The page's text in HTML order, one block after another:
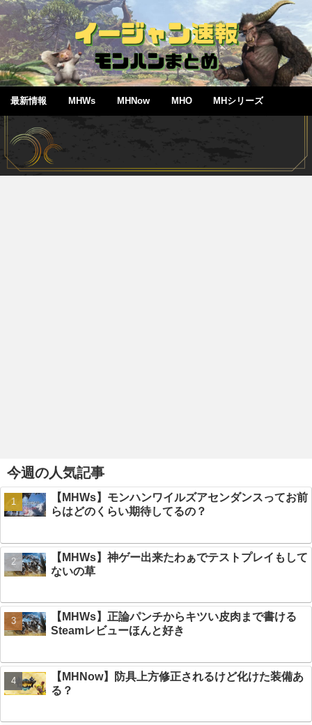
最新情報 MHWs MHNow MHO MHシリーズ
今週の人気記事
【MHWs】モンハンワイルズアセンダンスってお前
らはどのくらい期待してるの？
【MHWs】神ゲー出来たわぁでテストプレイもして
ないの草
【MHWs】正論パンチからキツい皮肉まで書ける
Steamレビューほんと好き
【MHNow】防具上方修正されるけど化けた装備あ
る？